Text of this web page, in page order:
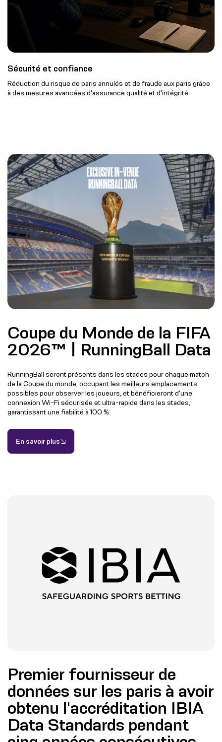
Sécurité et confiance
Réduction du risque de paris annulés et de fraude aux paris grâce
à des mesures avancées d'assurance qualité et d'intégrité
Coupe du Monde de la FIFA
2026™ | RunningBall Data
RunningBall seront présents dans les stades pour chaque match
de la Coupe du monde, occupant les meilleurs emplacements
possibles pour observer les joueurs, et bénéficieront d'une
connexion Wi-Fi sécurisée et ultra-rapide dans les stades,
garantissant une fiabilité à 100 %.
En savoir plus
Premier fournisseur de
données sur les paris à avoir
obtenu l'accréditation IBIA
Data Standards pendant